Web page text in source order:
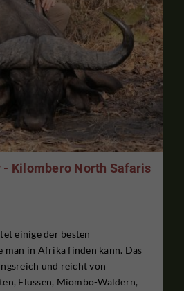
Kilombero North Safaris
einige der besten
man in Afrika finden kann. Das
und reicht von
Flüssen, Miombo-Wäldern,